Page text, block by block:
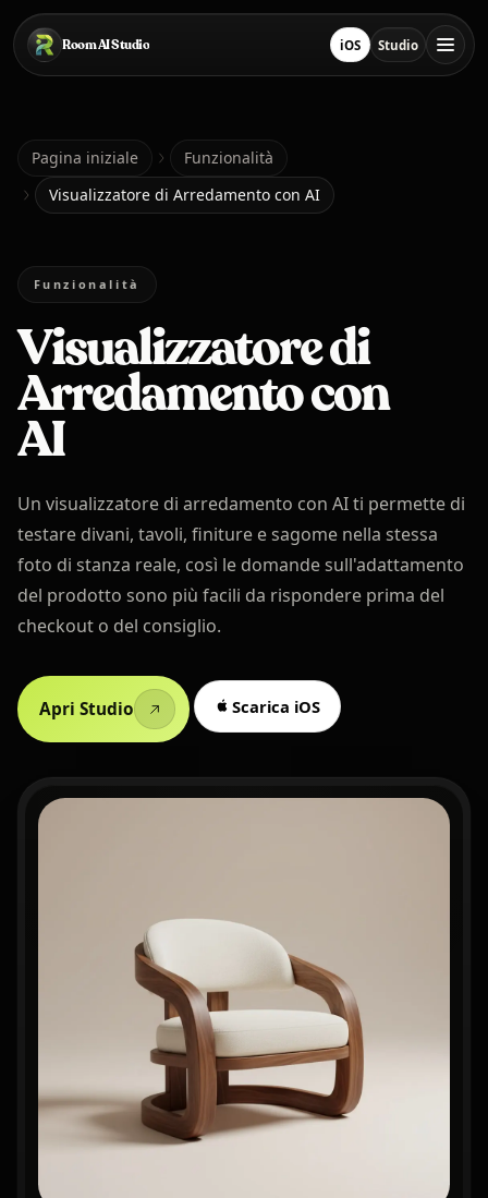
Salta al contenuto principale
Room AI Studio
Pagina iniziale iOSScarica su App Store
StudioApri Studio
Lingua
Italiano
Pagina iniziale
Funzionalità
Visualizzatore di Arredamento con AI
Funzionalità
Visualizzatore di
Arredamento con
AI
Un visualizzatore di arredamento con AI ti permette di
testare divani, tavoli, finiture e sagome nella stessa
foto di stanza reale, così le domande sull'adattamento
del prodotto sono più facili da rispondere prima del
checkout o del consiglio.
Apri Studio Scarica iOS